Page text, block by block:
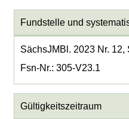
Fundstelle und
SächsJMBl. 2023 Nr. 12,
Fsn-Nr.: 305-V23.1
Gültigkeitszeitraum